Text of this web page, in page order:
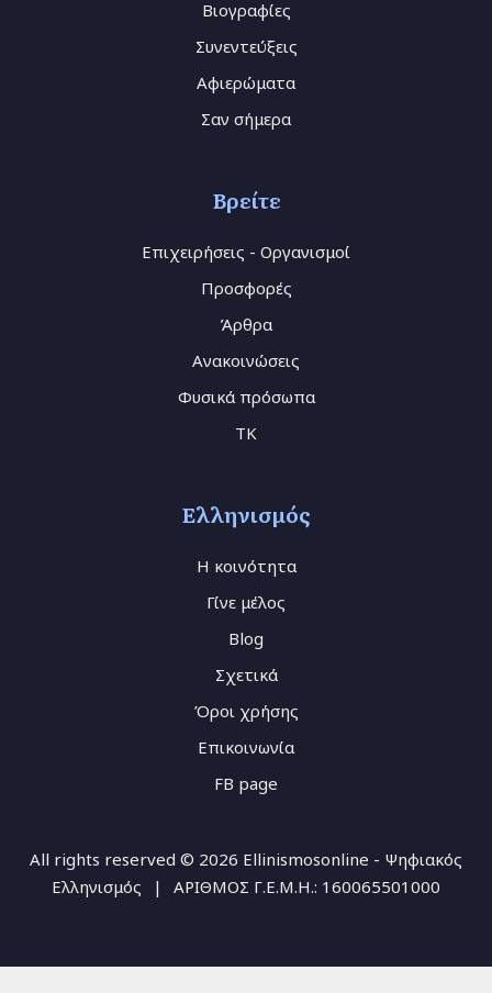
Βιογραφίες
Συνεντεύξεις
Αφιερώματα
Σαν σήμερα
Βρείτε
Επιχειρήσεις - Οργανισμοί
Προσφορές
Άρθρα
Ανακοινώσεις
Φυσικά πρόσωπα
TK
Ελληνισμός
Η κοινότητα
Γίνε μέλος
Blog
Σχετικά
Όροι χρήσης
Επικοινωνία
FB page
All rights reserved © 2026 Ellinismosonline - Ψηφιακός
Ελληνισμός
| ΑΡΙΘΜΟΣ Γ.Ε.Μ.Η.: 160065501000